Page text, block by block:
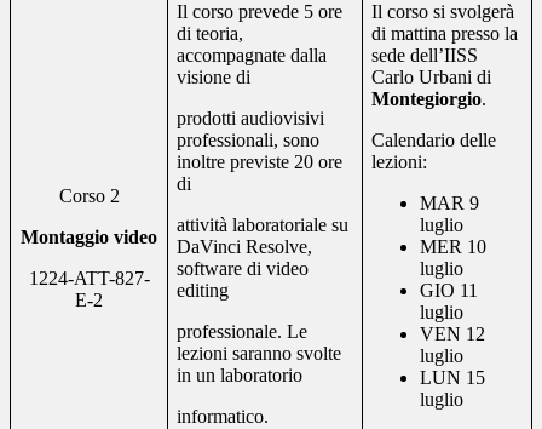
Corso 2
Montaggio video
1224-ATT-827-
E-2
Il corso prevede 5 ore
di teoria,
accompagnate dalla
visione di
prodotti audiovisivi
professionali, sono
inoltre previste 20 ore
di
attività laboratoriale su
DaVinci Resolve,
software di video
editing
professionale. Le
lezioni saranno svolte
in un laboratorio
informatico.
Il corso si svolgerà
di mattina presso la
sede dell’IISS
Carlo Urbani di
Montegiorgio.
Calendario delle
lezioni:
MAR 9
luglio
MER 10
luglio
GIO 11
luglio
VEN 12
luglio
LUN 15
luglio